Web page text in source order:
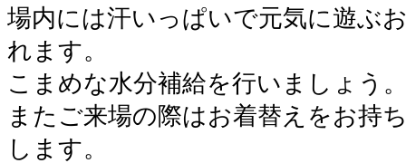
場内には汗いっぱいで元気に遊ぶ
れます。
こまめな水分補給を行いましょう
またご来場の際はお着替えをお持
します。